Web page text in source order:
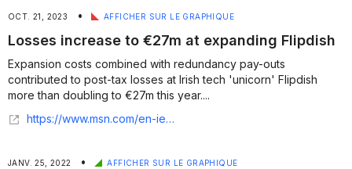
OCT. 21, 2023 • AFFICHER SUR LE GRAPHIQUE
Losses increase to €27m at expanding Flipdish
Expansion costs combined with redundancy pay-outs
contributed to post-tax losses at Irish tech 'unicorn' Flipdish
more than doubling to €27m this year....
https://www.msn.com/en-ie/money/other/losses-increase-to-27m-at-expanding-flipdish/ar-AA1ixeVc
JANV. 25, 2022 • AFFICHER SUR LE GRAPHIQUE